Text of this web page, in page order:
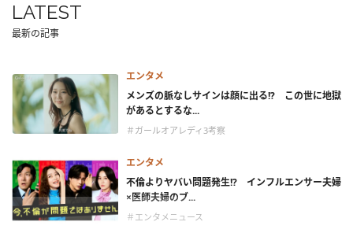
LATEST
最新の記事
エンタメ
メンズの脈なしサインは顔に出る!? この世に地獄
があるとするな...
＃ガールオアレディ3考察
エンタメ
不倫よりヤバい問題発生!? インフルエンサー夫婦
×医師夫婦のブ...
＃エンタメニュース